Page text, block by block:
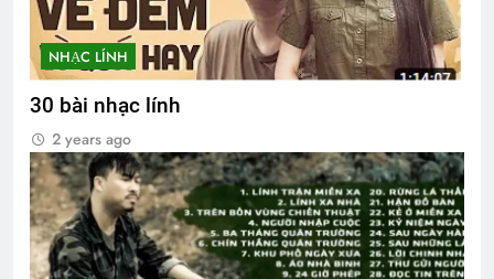
NHẠC LÍNH
30 bài nhạc lính
2 years ago